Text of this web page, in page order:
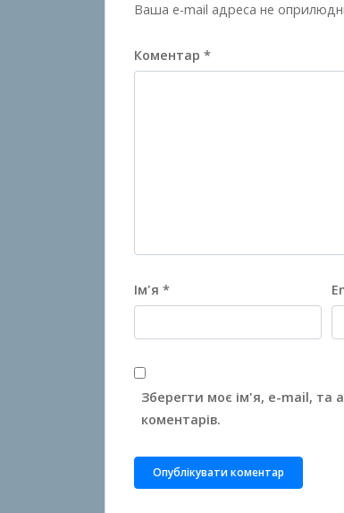
Ваша e-mail адреса не
Коментар *
Ім'я *
Зберегти моє ім'я, e-mail, та
коментарів.